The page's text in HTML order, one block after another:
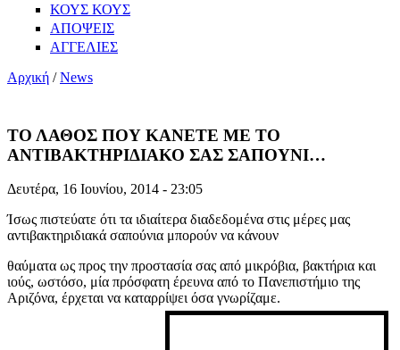
ΚΟΥΣ ΚΟΥΣ
ΑΠΟΨΕΙΣ
ΑΓΓΕΛΙΕΣ
Αρχική /News
ΤΟ ΛΑΘΟΣ ΠΟΥ ΚΑΝΕΤΕ ΜΕ ΤΟ
ΑΝΤΙΒΑΚΤΗΡΙΔΙΑΚΟ ΣΑΣ ΣΑΠΟΥΝΙ…
Δευτέρα, 16 Ιουνίου, 2014 - 23:05
Ίσως πιστεύατε ότι τα ιδιαίτερα διαδεδομένα στις μέρες μας
αντιβακτηριδιακά σαπούνια μπορούν να κάνουν
θαύματα ως προς την προστασία σας από μικρόβια, βακτήρια και
ιούς, ωστόσο, μία πρόσφατη έρευνα από το Πανεπιστήμιο της
Αριζόνα, έρχεται να καταρρίψει όσα γνωρίζαμε.